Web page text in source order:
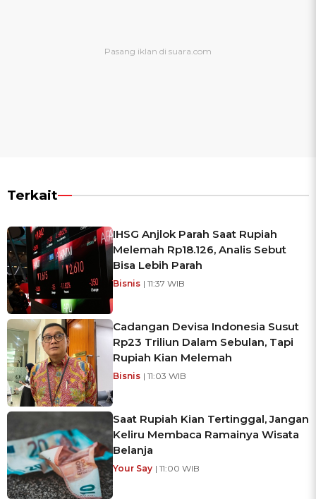
Terkait
IHSG Anjlok Parah Saat Rupiah
Melemah Rp18.126, Analis Sebut
Bisa Lebih Parah
Bisnis | 11:37 WIB
Cadangan Devisa Indonesia Susut
Rp23 Triliun Dalam Sebulan, Tapi
Rupiah Kian Melemah
Bisnis | 11:03 WIB
Saat Rupiah Kian Tertinggal, Jangan
Keliru Membaca Ramainya Wisata
Belanja
Your Say | 11:00 WIB